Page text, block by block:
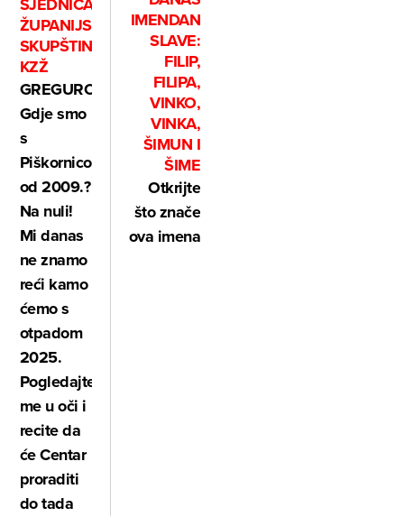
SJEDNICA
ŽUPANIJSKE
SKUPŠTINE
KZŽ
GREGUROVIĆ:
Gdje smo
s
Piškornicom
od 2009.?
Na nuli!
Mi danas
ne znamo
reći kamo
ćemo s
otpadom
2025.
Pogledajte
me u oči i
recite da
će Centar
proraditi
do tada
IMENDAN
SLAVE:
FILIP,
FILIPA,
VINKO,
VINKA,
ŠIMUN I
ŠIME
Otkrijte
što znače
ova imena